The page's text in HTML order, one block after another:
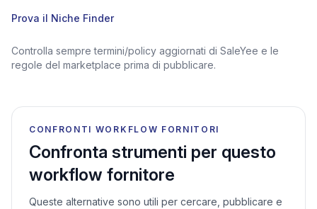
Prova il Niche Finder
Controlla sempre termini/policy aggiornati di SaleYee e le
regole del marketplace prima di pubblicare.
CONFRONTI WORKFLOW FORNITORI
Confronta strumenti per questo
workflow fornitore
Queste alternative sono utili per cercare, pubblicare e